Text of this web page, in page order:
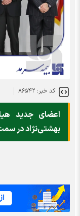
کد خبر: ۸۶۵۴۲
اعضای جدید
بهشتی‌نژاد در